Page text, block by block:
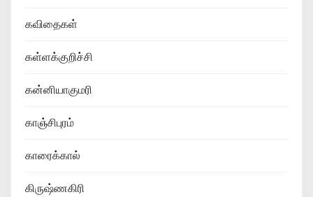
கவிதைகள்
கள்ளக்குறிச்சி
கன்னியாகுமரி
காஞ்சிபுரம்
காரைக்கால்
கிருஷ்ணகிரி